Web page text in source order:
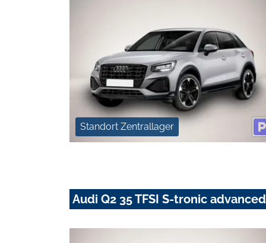
Standort Zentrallager
Audi Q2 35 TFSI S-tronic